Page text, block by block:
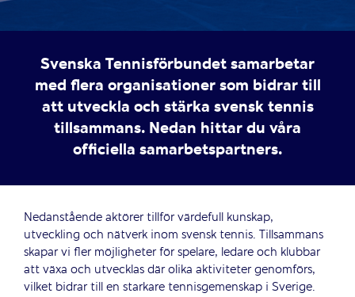
Svenska Tennisförbundet samarbetar
med flera organisationer som bidrar till
att utveckla och stärka svensk tennis
tillsammans. Nedan hittar du våra
officiella samarbetspartners.
Nedanstående aktörer tillför värdefull kunskap,
utveckling och nätverk inom svensk tennis. Tillsammans
skapar vi fler möjligheter för spelare, ledare och klubbar
att växa och utvecklas där olika aktiviteter genomförs,
vilket bidrar till en starkare tennisgemenskap i Sverige.